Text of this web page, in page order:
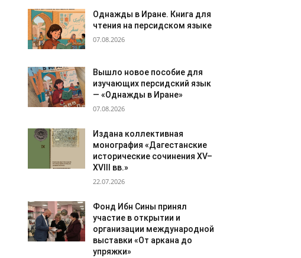
Однажды в Иране. Книга для
чтения на персидском языке
07.08.2026
Вышло новое пособие для
изучающих персидский язык
— «Однажды в Иране»
07.08.2026
Издана коллективная
монография «Дагестанские
исторические сочинения XV–
XVIII вв.»
22.07.2026
Фонд Ибн Сины принял
участие в открытии и
организации международной
выставки «От аркана до
упряжки»